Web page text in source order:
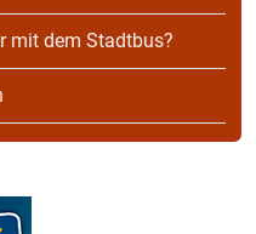
mit dem Stadtbus?